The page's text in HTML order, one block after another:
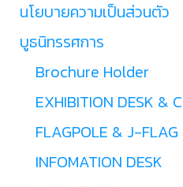
นโยบายความเป็นส่วนตัว
บูธนิทรรศการ
Brochure Holder
EXHIBITION DESK &
FLAGPOLE & J-FLAG
INFOMATION DESK